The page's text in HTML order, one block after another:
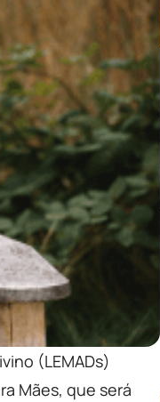
(LEMADs)
Mães, que será